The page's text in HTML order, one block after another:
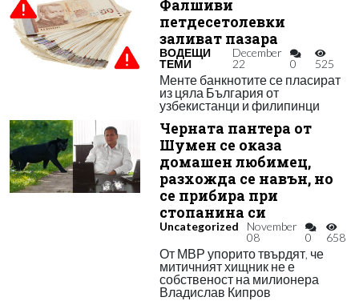
Фалшиви
петдесетолевки
заливат пазара
ВОДЕЩИ
ТЕМИ
December
22
0 525
Менте банкнотите се пласират
из цяла България от
узбекистанци и филипинци
Черната пантера от
Шумен се оказа
домашен любимец,
разхожда се навън, но
се прибира при
стопанина си
Uncategorized
November
08
0 658
От МВР упорито твърдят, че
митичният хищник не е
собственост на милионера
Владислав Кипров